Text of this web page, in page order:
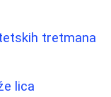
tretmana
lica